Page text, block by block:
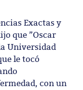
Exactas y
que ”Oscar
Universidad
le tocó
con un